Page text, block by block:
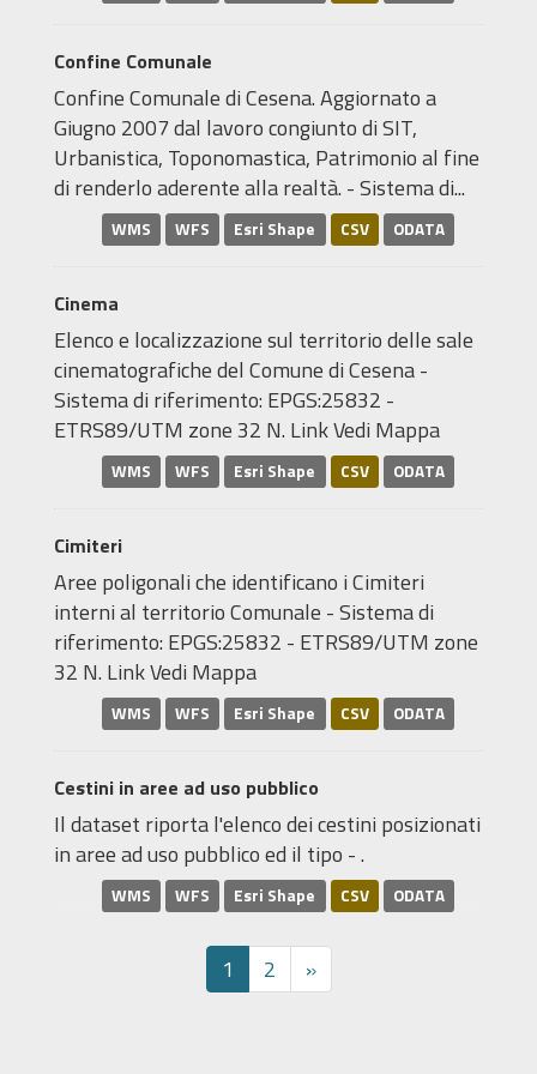
Confine Comunale
Confine Comunale di Cesena. Aggiornato a
Giugno 2007 dal lavoro congiunto di SIT,
Urbanistica, Toponomastica, Patrimonio al fine
di renderlo aderente alla realtà. - Sistema di...
WMS WFS Esri Shape CSV ODATA
Cinema
Elenco e localizzazione sul territorio delle sale
cinematografiche del Comune di Cesena -
Sistema di riferimento: EPGS:25832 -
ETRS89/UTM zone 32 N. Link Vedi Mappa
WMS WFS Esri Shape CSV ODATA
Cimiteri
Aree poligonali che identificano i Cimiteri
interni al territorio Comunale - Sistema di
riferimento: EPGS:25832 - ETRS89/UTM zone
32 N. Link Vedi Mappa
WMS WFS Esri Shape CSV ODATA
Cestini in aree ad uso pubblico
Il dataset riporta l'elenco dei cestini posizionati
in aree ad uso pubblico ed il tipo - .
WMS WFS Esri Shape CSV ODATA
1 2 »